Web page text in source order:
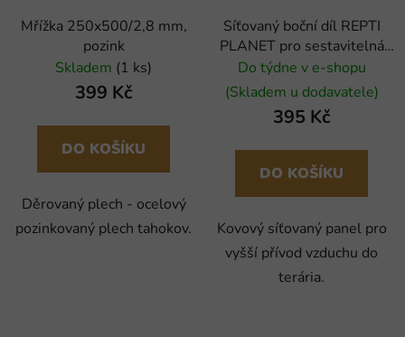
Mřížka 250x500/2,8 mm,
pozink
Skladem (1 ks)
399 Kč
DO KOŠÍKU
Děrovaný plech - ocelový
pozinkovaný plech tahokov.
Síťovaný boční díl REPTI
PLANET pro sestavitelná
terária 007-60550, 007-
60565, 007-6
Do týdne v e-shopu
(Skladem u dodavatele)
395 Kč
DO KOŠÍKU
Kovový síťovaný panel pro
vyšší přívod vzduchu do
terária.